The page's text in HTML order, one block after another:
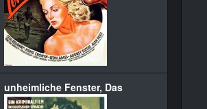
unheimliche Fenster, Das